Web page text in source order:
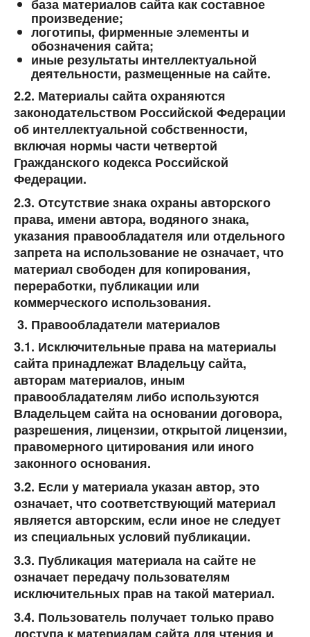
база материалов сайта как составное
произведение;
логотипы, фирменные элементы и
обозначения сайта;
иные результаты интеллектуальной
деятельности, размещенные на сайте.
2.2. Материалы сайта охраняются
законодательством Российской Федерации
об интеллектуальной собственности,
включая нормы части четвертой
Гражданского кодекса Российской
Федерации.
2.3. Отсутствие знака охраны авторского
права, имени автора, водяного знака,
указания правообладателя или отдельного
запрета на использование не означает, что
материал свободен для копирования,
переработки, публикации или
коммерческого использования.
Правообладатели материалов
3.1. Исключительные права на материалы
сайта принадлежат Владельцу сайта,
авторам материалов, иным
правообладателям либо используются
Владельцем сайта на основании договора,
разрешения, лицензии, открытой лицензии,
правомерного цитирования или иного
законного основания.
3.2. Если у материала указан автор, это
означает, что соответствующий материал
является авторским, если иное не следует
из специальных условий публикации.
3.3. Публикация материала на сайте не
означает передачу пользователям
исключительных прав на такой материал.
3.4. Пользователь получает только право